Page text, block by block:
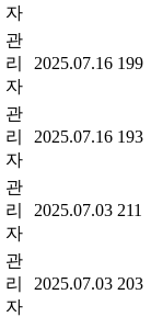
자
관
리
자
2025.07.16 199
관
리
자
2025.07.16 193
관
리
자
2025.07.03 211
관
리
자
2025.07.03 203